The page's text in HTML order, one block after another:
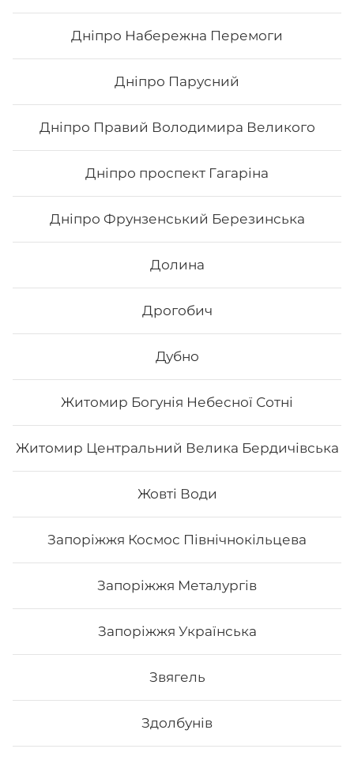
Дніпро Набережна Перемоги
Дніпро Парусний
Дніпро Правий Володимира Великого
Дніпро проспект Гагаріна
Дніпро Фрунзенський Березинська
Долина
Дрогобич
Дубно
Житомир Богунія Небесної Сотні
Житомир Центральний Велика Бердичівська
Жовті Води
Запоріжжя Космос Північнокільцева
Запоріжжя Металургів
Запоріжжя Українська
Звягель
Здолбунів
Сет "Від Шефа"
Вага: 1450 г Склад: рол гриль голд, авокадо рол з
чіз рол, футумак зі смаженим тунцем
862₴
Сет «Сезам»
Вага: 1040 г Склад: Хіко Мак, Чіз рол, Каліфорнія зі
538